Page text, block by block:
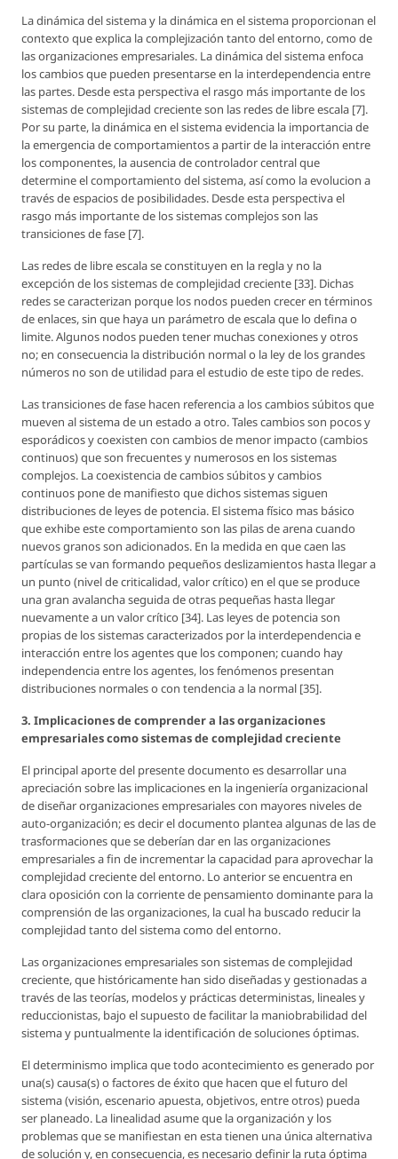
La dinámica del sistema y la dinámica en el sistema proporcionan el
contexto que explica la complejización tanto del entorno, como de
las organizaciones empresariales. La dinámica del sistema enfoca
los cambios que pueden presentarse en la interdependencia entre
las partes. Desde esta perspectiva el rasgo más importante de los
sistemas de complejidad creciente son las redes de libre escala [7].
Por su parte, la dinámica en el sistema evidencia la importancia de
la emergencia de comportamientos a partir de la interacción entre
los componentes, la ausencia de controlador central que
determine el comportamiento del sistema, así como la evolucion a
través de espacios de posibilidades. Desde esta perspectiva el
rasgo más importante de los sistemas complejos son las
transiciones de fase [7].
Las redes de libre escala se constituyen en la regla y no la
excepción de los sistemas de complejidad creciente [33]. Dichas
redes se caracterizan porque los nodos pueden crecer en términos
de enlaces, sin que haya un parámetro de escala que lo defina o
limite. Algunos nodos pueden tener muchas conexiones y otros
no; en consecuencia la distribución normal o la ley de los grandes
números no son de utilidad para el estudio de este tipo de redes.
Las transiciones de fase hacen referencia a los cambios súbitos que
mueven al sistema de un estado a otro. Tales cambios son pocos y
esporádicos y coexisten con cambios de menor impacto (cambios
continuos) que son frecuentes y numerosos en los sistemas
complejos. La coexistencia de cambios súbitos y cambios
continuos pone de manifiesto que dichos sistemas siguen
distribuciones de leyes de potencia. El sistema físico mas básico
que exhibe este comportamiento son las pilas de arena cuando
nuevos granos son adicionados. En la medida en que caen las
partículas se van formando pequeños deslizamientos hasta llegar a
un punto (nivel de criticalidad, valor crítico) en el que se produce
una gran avalancha seguida de otras pequeñas hasta llegar
nuevamente a un valor crítico [34]. Las leyes de potencia son
propias de los sistemas caracterizados por la interdependencia e
interacción entre los agentes que los componen; cuando hay
independencia entre los agentes, los fenómenos presentan
distribuciones normales o con tendencia a la normal [35].
3. Implicaciones de comprender a las organizaciones
empresariales como sistemas de complejidad creciente
El principal aporte del presente documento es desarrollar una
apreciación sobre las implicaciones en la ingeniería organizacional
de diseñar organizaciones empresariales con mayores niveles de
auto-organización; es decir el documento plantea algunas de las de
trasformaciones que se deberían dar en las organizaciones
empresariales a fin de incrementar la capacidad para aprovechar la
complejidad creciente del entorno. Lo anterior se encuentra en
clara oposición con la corriente de pensamiento dominante para la
comprensión de las organizaciones, la cual ha buscado reducir la
complejidad tanto del sistema como del entorno.
Las organizaciones empresariales son sistemas de complejidad
creciente, que históricamente han sido diseñadas y gestionadas a
través de las teorías, modelos y prácticas deterministas, lineales y
reduccionistas, bajo el supuesto de facilitar la maniobrabilidad del
sistema y puntualmente la identificación de soluciones óptimas.
El determinismo implica que todo acontecimiento es generado por
una(s) causa(s) o factores de éxito que hacen que el futuro del
sistema (visión, escenario apuesta, objetivos, entre otros) pueda
ser planeado. La linealidad asume que la organización y los
problemas que se manifiestan en esta tienen una única alternativa
de solución y, en consecuencia, es necesario definir la ruta óptima